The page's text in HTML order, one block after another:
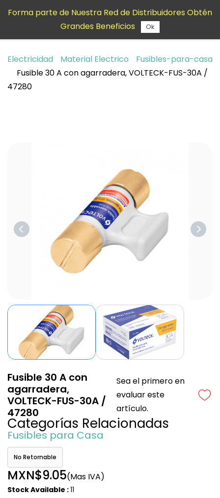
contenido
Electricidad Material Electrico
Fusibles-para-casa
Fusible 30 A con agarradera, VOLTECK-FUS-30A /
47280
Fusible 30 A con
agarradera,
VOLTECK-FUS-30A /
47280
Sea el primero en
evaluar este
artículo.
Categorías Relacionadas
Fusibles para Casa
No Retornable
MXN$9.05(Mas IVA)
Stock Available :11
Forma parte de Nuestra Red de Distribuidores Obtén
Grandes Beneficios
Ok